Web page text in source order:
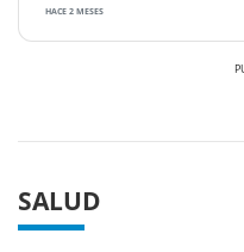
HACE 2 MESES
SALUD